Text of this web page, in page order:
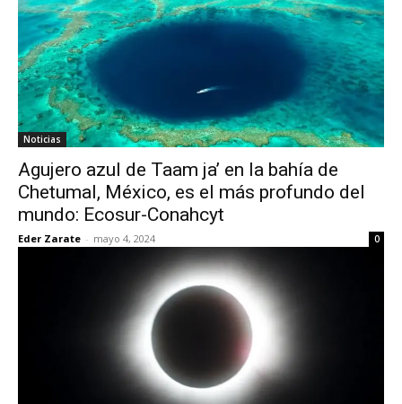
Noticias
Agujero azul de Taam ja’ en la bahía de
Chetumal, México, es el más profundo del
mundo: Ecosur-Conahcyt
Eder Zarate - mayo 4, 2024 0